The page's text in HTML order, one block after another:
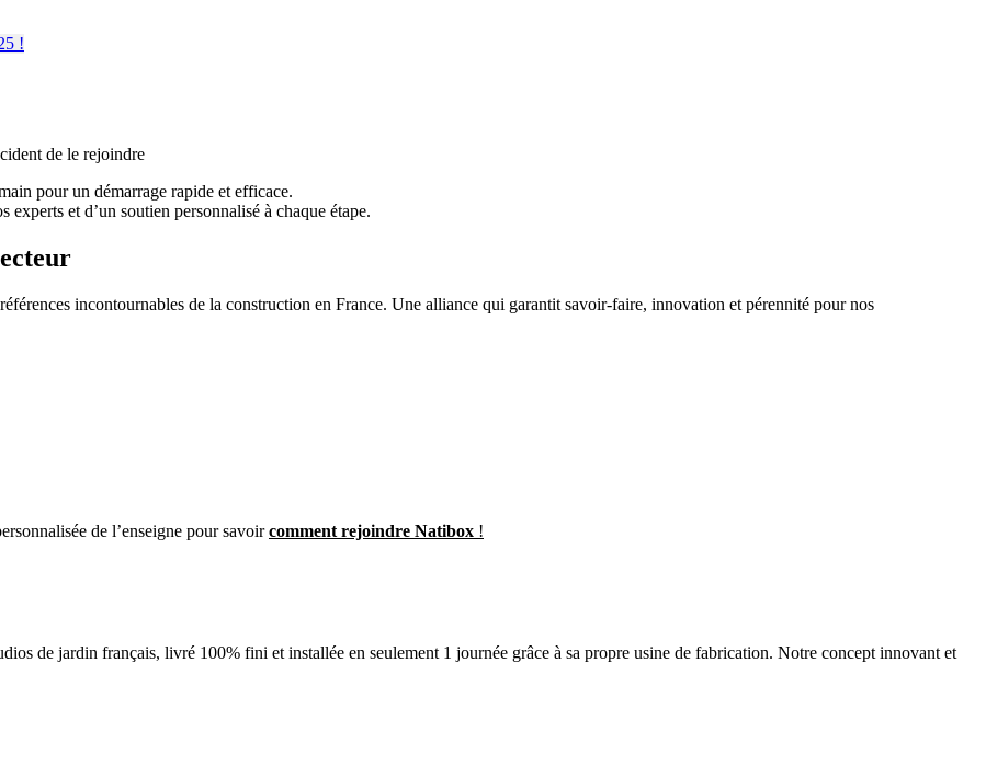
de le rejoindre
pour un démarrage rapide et efficace.
experts et d’un soutien personnalisé à chaque étape.
incontournables de la construction en France. Une alliance qui garantit savoir-faire, innovation et pérennité pour nos
de l’enseigne pour savoircomment rejoindre Natibox !
de jardin français, livré 100% fini et installée en seulement 1 journée grâce à sa propre usine de fabrication. Notre concept innovant et